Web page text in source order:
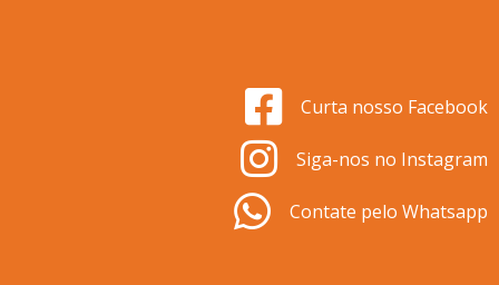
Curta nosso Facebook
Siga-nos no Instagram
Contate pelo Whatsapp